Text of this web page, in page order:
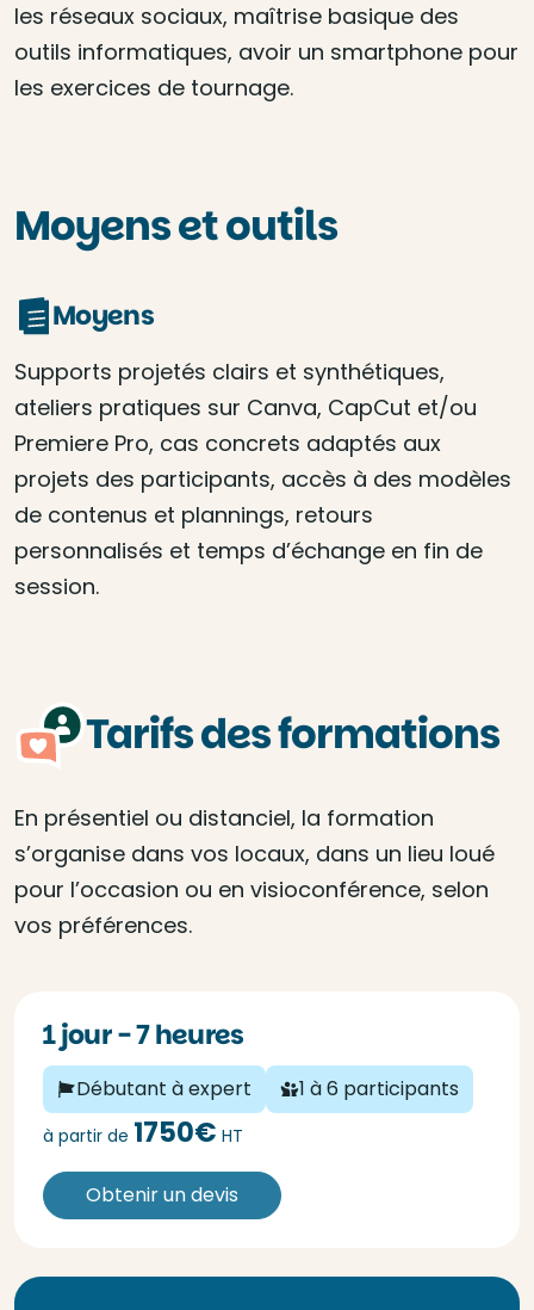
les réseaux sociaux, maîtrise basique des
outils informatiques, avoir un smartphone pour
les exercices de tournage.
Moyens et outils
Moyens
Supports projetés clairs et synthétiques,
ateliers pratiques sur Canva, CapCut et/ou
Premiere Pro, cas concrets adaptés aux
projets des participants, accès à des modèles
de contenus et plannings, retours
personnalisés et temps d’échange en fin de
session.
Tarifs des formations
En présentiel ou distanciel, la formation
s’organise dans vos locaux, dans un lieu loué
pour l’occasion ou en visioconférence, selon
vos préférences.
1 jour - 7 heures
Débutant à expert 1 à 6 participants
à partir de 1750€ HT
Obtenir un devis